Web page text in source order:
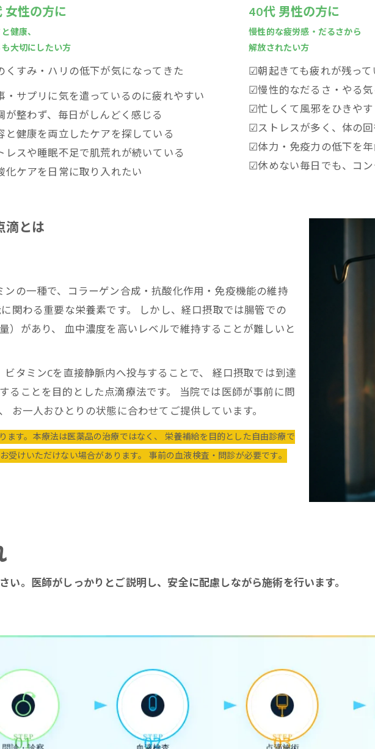
女性の方に
健康、
大切にしたい方
すみ・ハリの低下が気になってきた
サプリに気を遣っているのに疲れやすい
整わず、毎日がしんどく感じる
健康を両立したケアを探している
スや睡眠不足で肌荒れが続いている
ケアを日常に取り入れたい
40代 男性の方に
慢性的な疲労感・だるさから
解放されたい方
☑朝起きても疲れが残っ
☑慢性的なだるさ・やる
☑忙しくて風邪をひきや
☑ストレスが多く、体の
☑体力・免疫力の低下を
☑休めない毎日でも、コ
滴とは
ンの一種で、コラーゲン合成・抗酸化作用・免疫機能の維持
関わる重要な栄養素です。 しかし、経口摂取では腸管での
）があり、 血中濃度を高いレベルで維持することが難しいと
ビタミンCを直接静脈内へ投与することで、 経口摂取では到達
ることを目的とした点滴療法です。 当院では医師が事前に問
お一人おひとりの状態に合わせてご提供しています。
ます。本療法は医薬品の治療ではなく、 栄養補給を目的とした自由診療で
受けいただけない場合があります。 事前の血液検査・問診が必要です。
い。医師がしっかりとご説明し、安全に配慮しながら施術を行います。
お問い合わせはこちら